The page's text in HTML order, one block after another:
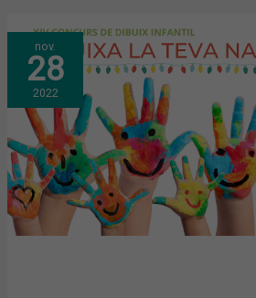
nov.
28
2022
ARRIBA
LA
XIV
EDICIÓ
DEL
CONCURS
DE
DIBUIX
INFANTIL